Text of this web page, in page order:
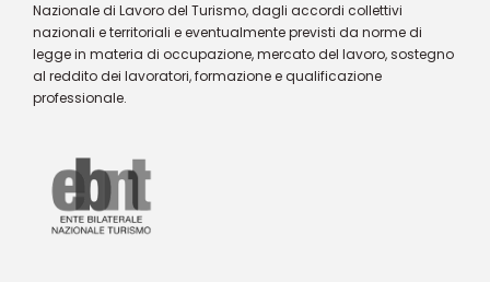
Nazionale di Lavoro del Turismo, dagli accordi collettivi
nazionali e territoriali e eventualmente previsti da norme di
legge in materia di occupazione, mercato del lavoro, sostegno
al reddito dei lavoratori, formazione e qualificazione
professionale.